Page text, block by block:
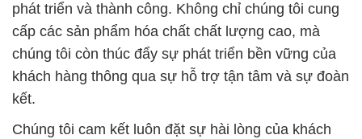
phát triển và thành công. Không chỉ chúng tôi cung
cấp các sản phẩm hóa chất chất lượng cao, mà
chúng tôi còn thúc đẩy sự phát triển bền vững của
khách hàng thông qua sự hỗ trợ tận tâm và sự đoàn
kết.
Chúng tôi cam kết luôn đặt sự hài lòng của khách